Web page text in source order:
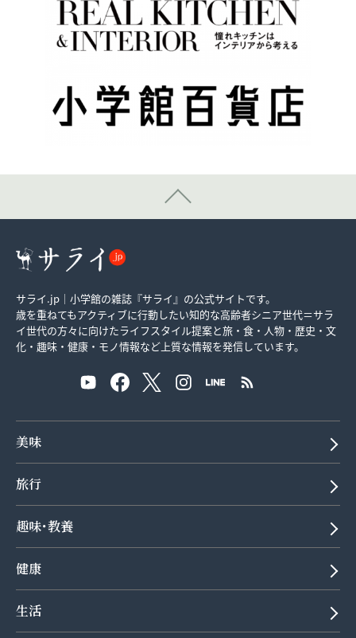
サライ.jp｜小学館の雑誌『サライ』の公式サイトです。
歳を重ねてもアクティブに行動したい知的な高齢者シニア世代＝サラ
イ世代の方々に向けたライフスタイル提案と旅・食・人物・歴史・文
化・趣味・健康・モノ情報など上質な情報を発信しています。
美味
旅行
趣味･教養
健康
生活